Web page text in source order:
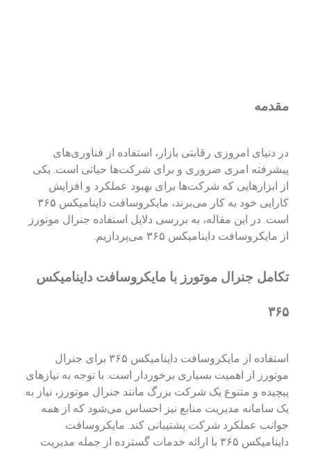
مقدمه
در دنیای امروزی رقابتی بازار، استفاده از فناوری‌های
پیشرفته امری ضروری و برای شرکت‌ها حیاتی است. یکی
از ابزارهایی که شرکت‌ها برای بهبود عملکرد و افزایش
کارایی خود به کار می‌برند، مایکروسافت داینامیکس ۳۶۵
است. در این مقاله، به بررسی دلایل استفاده جنرال موتورز
از مایکروسافت داینامیکس ۳۶۵ می‌پردازیم.
تکامل جنرال موتورز با مایکروسافت داینامیکس
۳۶۵
استفاده از مایکروسافت داینامیکس ۳۶۵ برای جنرال
موتورز از اهمیت بسیاری برخوردار است. با توجه به نیازهای
پیچیده و متنوع یک شرکت بزرگ مانند جنرال موتورز، نیاز به
یک سامانه مدیریت منابع نیز احساس می‌شود که از همه
جوانب عملکرد شرکت پشتیبانی کند. مایکروسافت
داینامیکس ۳۶۵ با ارائه خدمات گسترده از جمله مدیریت